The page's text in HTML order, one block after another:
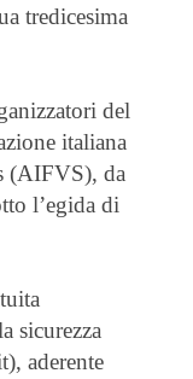
tredicesima
del
italiana
(AIFVS), da
l’egida di
sicurezza
aderente